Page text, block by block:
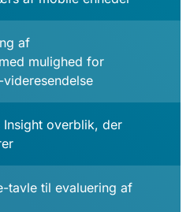
af
mulighed for
Insight overblik, der
tavle til evaluering af